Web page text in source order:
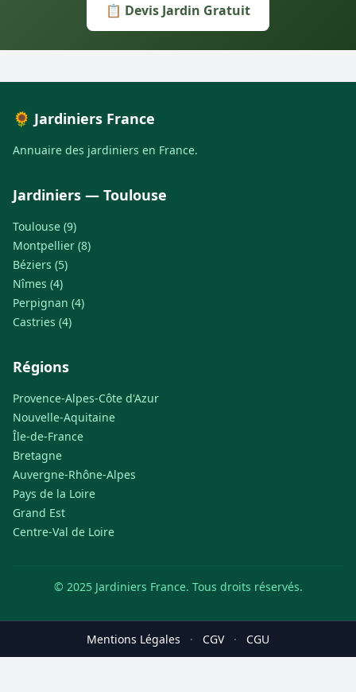
📋 Devis Jardin Gratuit
🌻 Jardiniers France
Annuaire des jardiniers en France.
Jardiniers — Toulouse
Toulouse (9)
Montpellier (8)
Béziers (5)
Nîmes (4)
Perpignan (4)
Castries (4)
Régions
Provence-Alpes-Côte d'Azur
Nouvelle-Aquitaine
Île-de-France
Bretagne
Auvergne-Rhône-Alpes
Pays de la Loire
Grand Est
Centre-Val de Loire
© 2025 Jardiniers France. Tous droits réservés.
Mentions Légales · CGV · CGU